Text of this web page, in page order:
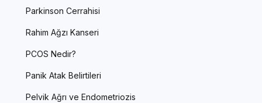
Parkinson Cerrahisi
Rahim Ağzı Kanseri
PCOS Nedir?
Panik Atak Belirtileri
Pelvik Ağrı ve Endometriozis